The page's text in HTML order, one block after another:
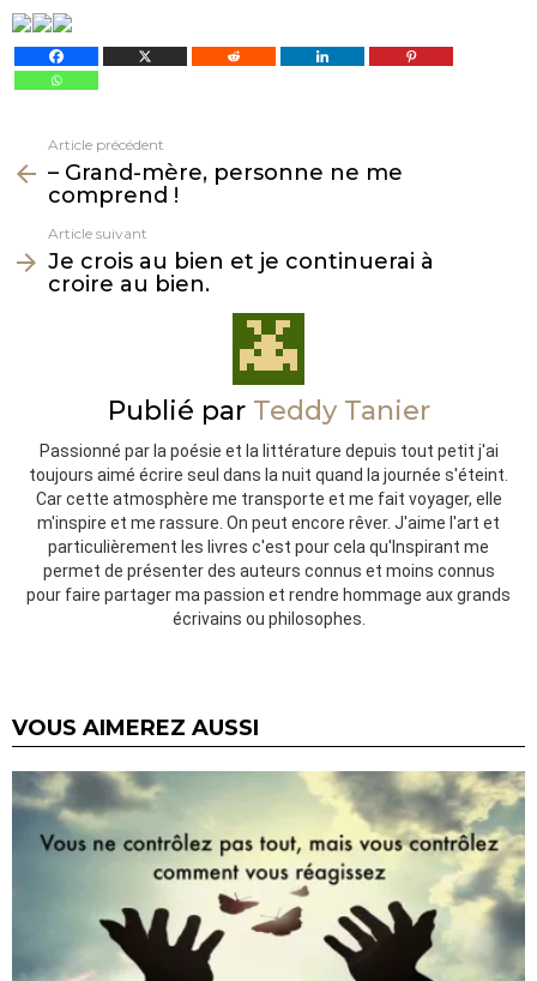
plus
Article précédent
– Grand-mère, personne ne me
comprend !
Article suivant
Je crois au bien et je continuerai à
croire au bien.
Publié par Teddy Tanier
Passionné par la poésie et la littérature depuis tout petit j'ai
toujours aimé écrire seul dans la nuit quand la journée s'éteint.
Car cette atmosphère me transporte et me fait voyager, elle
m'inspire et me rassure. On peut encore rêver. J'aime l'art et
particulièrement les livres c'est pour cela qu'Inspirant me
permet de présenter des auteurs connus et moins connus
pour faire partager ma passion et rendre hommage aux grands
écrivains ou philosophes.
VOUS AIMEREZ AUSSI